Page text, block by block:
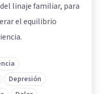
linaje familiar, para
el equilibrio
Depresión